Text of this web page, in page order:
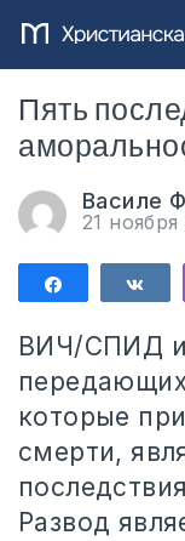
Пять
Василе
21
Поделиться
ВИЧ/СПИД и
которые
смерти,
Развод